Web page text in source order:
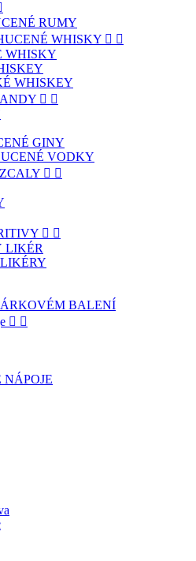
RUMY
WHISKY  
WHISKY
WHISKEY
 
GINY
VODKY
 
 
LIKÉR
BALENÍ
 
NÁPOJE